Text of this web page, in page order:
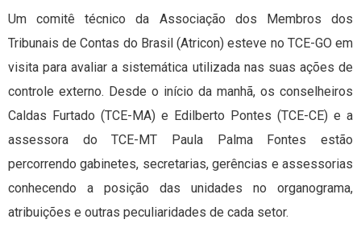
Um comitê técnico da Associação dos Membros dos
Tribunais de Contas do Brasil (Atricon) esteve no TCE-GO em
visita para avaliar a sistemática utilizada nas suas ações de
controle externo. Desde o início da manhã, os conselheiros
Caldas Furtado (TCE-MA) e Edilberto Pontes (TCE-CE) e a
assessora do TCE-MT Paula Palma Fontes estão
percorrendo gabinetes, secretarias, gerências e assessorias
conhecendo a posição das unidades no organograma,
atribuições e outras peculiaridades de cada setor.